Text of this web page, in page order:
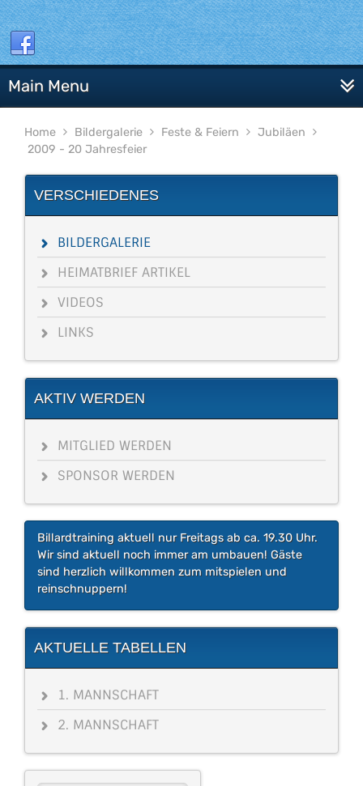
Main Menu
Home Bildergalerie Feste & Feiern
Jubiläen
2009 - 20 Jahresfeier
VERSCHIEDENES
BILDERGALERIE
HEIMATBRIEF ARTIKEL
VIDEOS
LINKS
AKTIV WERDEN
MITGLIED WERDEN
SPONSOR WERDEN
Billardtraining aktuell nur Freitags ab ca. 19.30 Uhr.
Wir sind aktuell noch immer am umbauen! Gäste
sind herzlich willkommen zum mitspielen und
reinschnuppern!
AKTUELLE TABELLEN
1. MANNSCHAFT
2. MANNSCHAFT